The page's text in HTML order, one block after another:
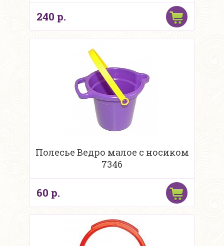
240 р.
Полесье Ведро малое с носиком
7346
60 р.